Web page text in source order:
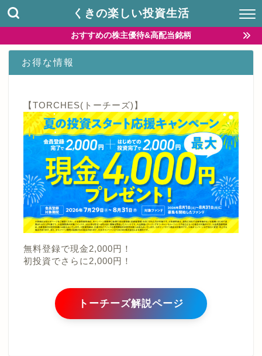
くきの楽しい投資生活
おすすめの株主優待&高配当銘柄
お得な情報
【TORCHES(トーチーズ)】
無料登録で現金2,000円！
初投資でさらに2,000円！
トーチーズ解説ページ